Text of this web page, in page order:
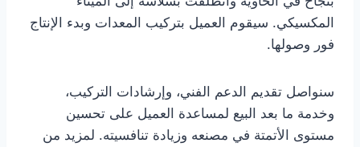
المكسيكي. سيقوم العميل بتركيب المعدات وبدء الإنتاج
فور وصولها.
سنواصل تقديم الدعم الفني، وإرشادات التركيب،
وخدمة ما بعد البيع لمساعدة العميل على تحسين
مستوى الأتمتة في مصنعه وزيادة تنافسيته. لمزيد من